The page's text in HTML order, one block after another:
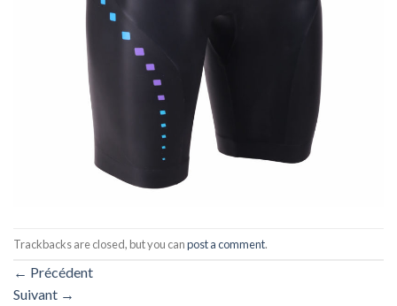
Trackbacks are closed, but you canpost a comment.
← Précédent
Suivant →